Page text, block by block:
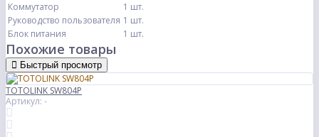
Коммутатор
1 шт.
Руководство пользователя 1 шт.
Блок питания
1 шт.
Похожие товары
Быстрый просмотр
TOTOLINK SW804P
Артикул: -